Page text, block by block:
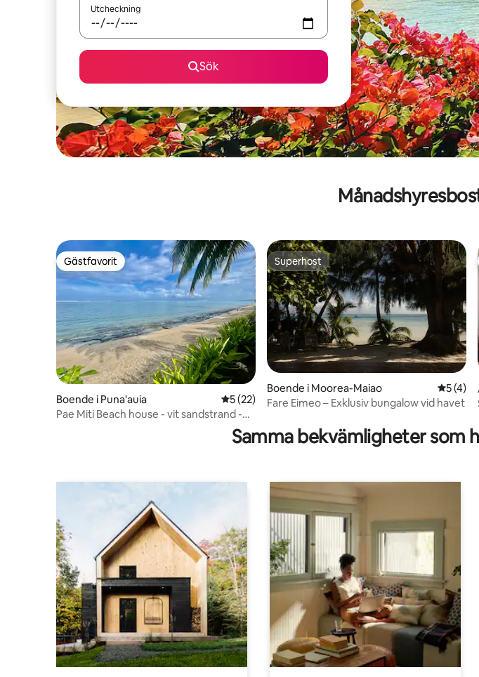
Utcheckning
Sök
Gästfavorit
Gästfavorit
Boende i Puna'auia 5 av 5 i genomsnittligt betyg, 22 omdömen
5 (22)
Pae Miti Beach house - vit sandstrand -
Superhost
Superhost
Boende i Moorea-Maiao 5 av 5 i
5 (4)
Fare Eimeo – Exklusiv bungalow vid havet
Samma bekvämligheter som